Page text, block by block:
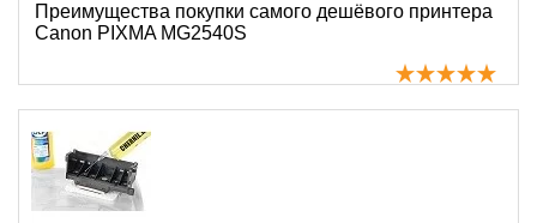
Преимущества покупки самого дешёвого принтера
Canon PIXMA MG2540S